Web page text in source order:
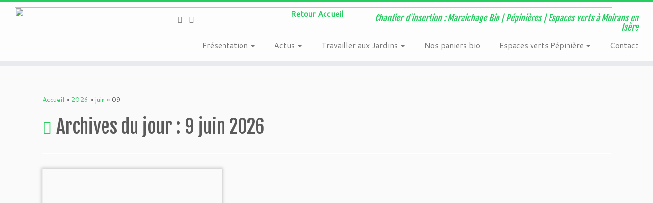
Warning : Attempt to read property "geoplugin_countryCode" on null in
/home/users6/e/ehw1613/www/wordpress/wordpress/wp-content/plugins/page-visit-counter/public/class-page-visit-counter-public.php
Chantier d'insertion : Maraichage Bio | Pépinières | Espaces verts à Moirans en
Isère
Présentation Actus Travailler aux Jardins Nos paniers bio Espaces verts Pépinière Contact
Accueil » 2026 » juin » 09
Archives du jour : 9 juin 2026